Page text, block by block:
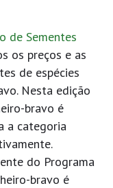
de Sementes
os preços e as
de espécies
Nesta edição
bravo é
a categoria
do Programa
bravo é